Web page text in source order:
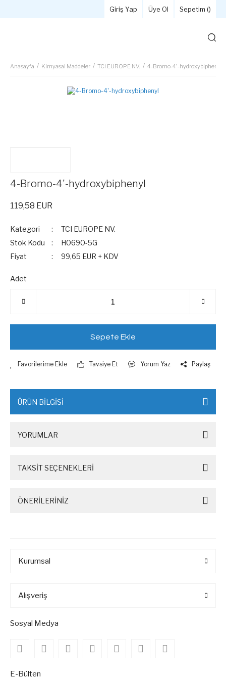
Giriş Yap Üye Ol Sepetim ()
Anasayfa Kimyasal Maddeler TCI EUROPE NV. 4-Bromo-4'-hydroxybiphenyl
4-Bromo-4'-hydroxybiphenyl
119,58 EUR
Kategori
TCI EUROPE NV.
Stok Kodu
H0690-5G
Fiyat
99,65 EUR + KDV
Adet
Sepete Ekle
Tavsiye Et Yorum Yaz Paylaş
ÜRÜN BİLGİSİ
YORUMLAR
TAKSİT SEÇENEKLERİ
ÖNERİLERİNİZ
Kurumsal
Alışveriş
Sosyal Medya
E-Bülten